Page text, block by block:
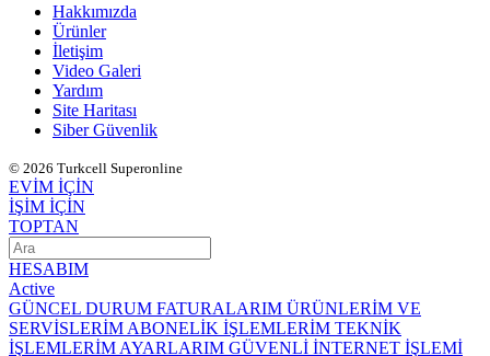
Hakkımızda
Ürünler
İletişim
Video Galeri
Yardım
Site Haritası
Siber Güvenlik
© 2026 Turkcell Superonline
EVİM İÇİN
İŞİM İÇİN
TOPTAN
HESABIM
Active
GÜNCEL DURUM FATURALARIM ÜRÜNLERİM VE
SERVİSLERİM ABONELİK İŞLEMLERİM TEKNİK
İŞLEMLERİM AYARLARIM GÜVENLİ İNTERNET İŞLEMİ